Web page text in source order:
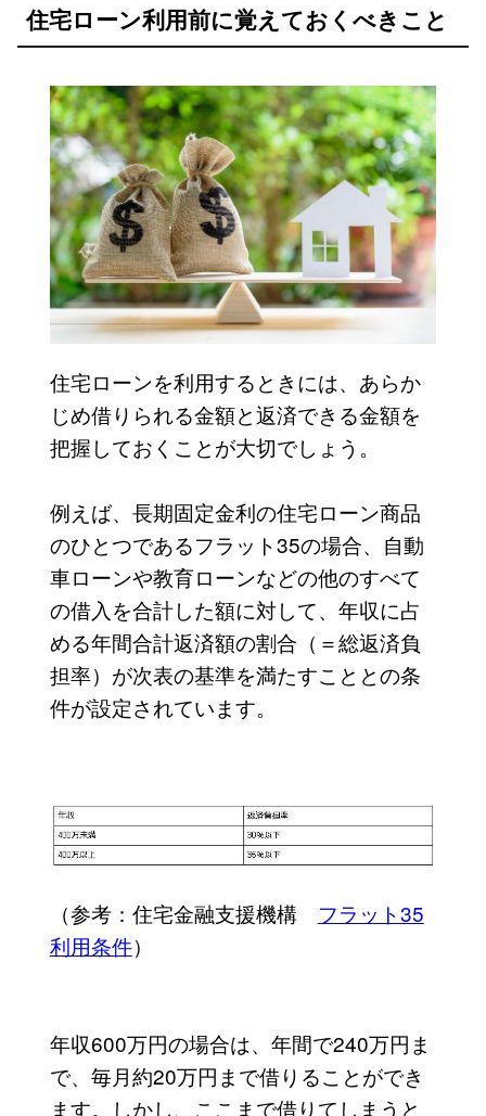
住宅ローン利用前に覚えておくべきこと
住宅ローンを利用するときには、あらか
じめ借りられる金額と返済できる金額を
把握しておくことが大切でしょう。
例えば、長期固定金利の住宅ローン商品
のひとつであるフラット35の場合、自動
車ローンや教育ローンなどの他のすべて
の借入を合計した額に対して、年収に占
める年間合計返済額の割合（＝総返済負
担率）が次表の基準を満たすこととの条
件が設定されています。
（参考：住宅金融支援機構 フラット35
利用条件）
年収600万円の場合は、年間で240万円ま
で、毎月約20万円まで借りることができ
ます。しかし、ここまで借りてしまうと